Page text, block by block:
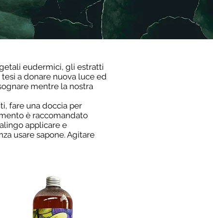
eudermici, gli estratti
a donare nuova luce ed
mentre la nostra
fare una doccia per
è raccomandato
applicare e
usare sapone. Agitare